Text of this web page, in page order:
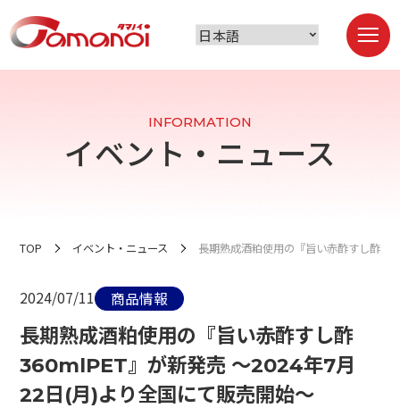
INFORMATION
イベント・ニュース
TOP イベント・ニュース 長期熟成酒粕使用の『旨い赤酢すし酢
2024/07/11 商品情報
長期熟成酒粕使用の『旨い赤酢すし酢
360mlPET』が新発売 ～2024年7月
22日(月)より全国にて販売開始～